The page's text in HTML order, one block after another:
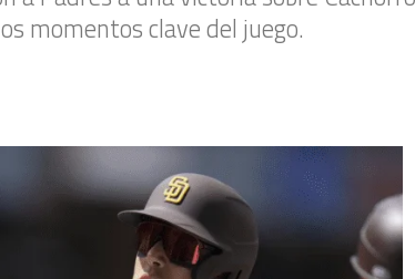
momentos clave del juego.